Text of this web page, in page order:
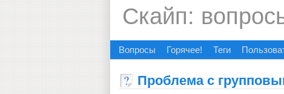
Скайп:
Вопросы Горячее! Теги
Проблема с